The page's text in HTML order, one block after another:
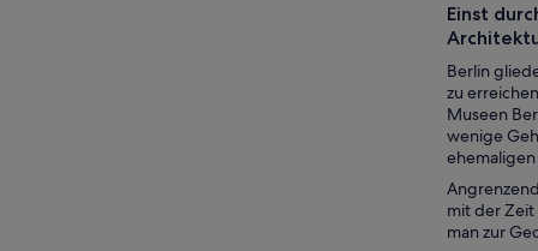
Einst
Berlin
zu
Museen
wenige
mit der Zeit
man zur